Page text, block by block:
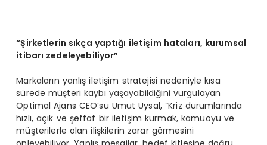
“Şirketlerin sıkça yaptığı iletişim hataları, kurumsal
itibarı zedeleyebiliyor”
Markaların yanlış iletişim stratejisi nedeniyle kısa
sürede müşteri kaybı yaşayabildiğini vurgulayan
Optimal Ajans CEO’su Umut Uysal, “Kriz durumlarında
hızlı, açık ve şeffaf bir iletişim kurmak, kamuoyu ve
müşterilerle olan ilişkilerin zarar görmesini